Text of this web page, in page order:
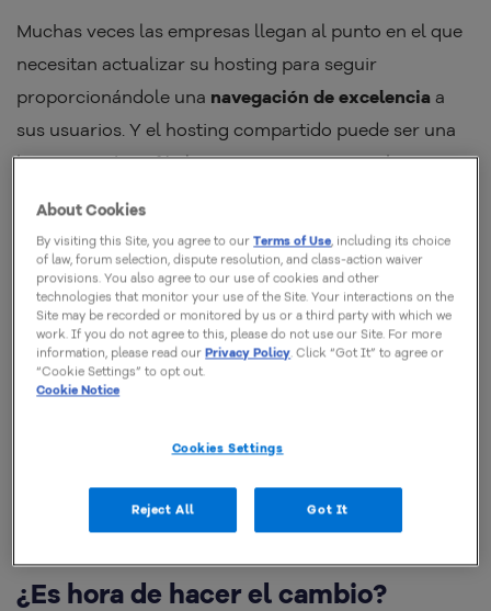
Muchas veces las empresas llegan al punto en el que
necesitan actualizar su hosting para seguir
proporcionándole una navegación de excelencia a
sus usuarios. Y el hosting compartido puede ser una
buena opción, o fácil para comenzar; sin embargo, si
superarán tu plan actual de alojamiento.
Sabemos que puede ser difícil determinar cuál es el
momento adecuado para realizar el cambio. Por eso el
objetivo de este post es que conozcas las limitaciones
podría provocar en un sitio web; para que puedas
hacer un upgrade hacia a un servidor dedicado
momento adecuado.
¿Es hora de hacer el cambio?
About Cookies
By visiting this Site, you agree to ourTerms of Use, including its choice
of law, forum selection, dispute resolution, and class-action waiver
provisions. You also agree to our use of cookies and other
technologies that monitor your use of the Site. Your interactions on the
Site may be recorded or monitored by us or a third party with which we
work. If you do not agree to this, please do not use our Site. For more
information, please read ourPrivacy Policy. Click “Got It” to agree or
“Cookie Settings” to opt out.
Cookie Notice
Cookies Settings
Reject All Got It